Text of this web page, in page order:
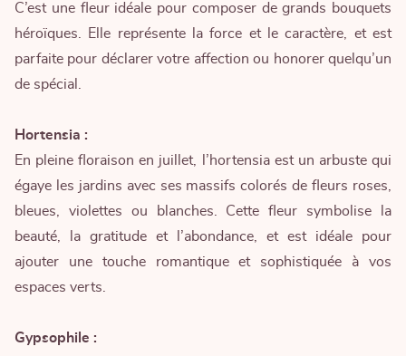
C’est une fleur idéale pour composer de grands bouquets
héroïques. Elle représente la force et le caractère, et est
parfaite pour déclarer votre affection ou honorer quelqu’un
de spécial.
Hortensia :
En pleine floraison en juillet, l’hortensia est un arbuste qui
égaye les jardins avec ses massifs colorés de fleurs roses,
bleues, violettes ou blanches. Cette fleur symbolise la
beauté, la gratitude et l’abondance, et est idéale pour
ajouter une touche romantique et sophistiquée à vos
espaces verts.
Gypsophile :